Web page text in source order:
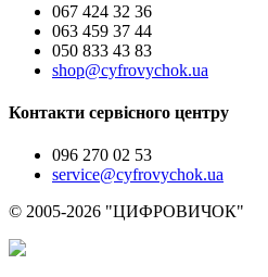
067 424 32 36
063 459 37 44
050 833 43 83
shop@cyfrovychok.ua
Контакти сервісного центру
096 270 02 53
service@cyfrovychok.ua
© 2005-2026 "ЦИФРОВИЧОК"